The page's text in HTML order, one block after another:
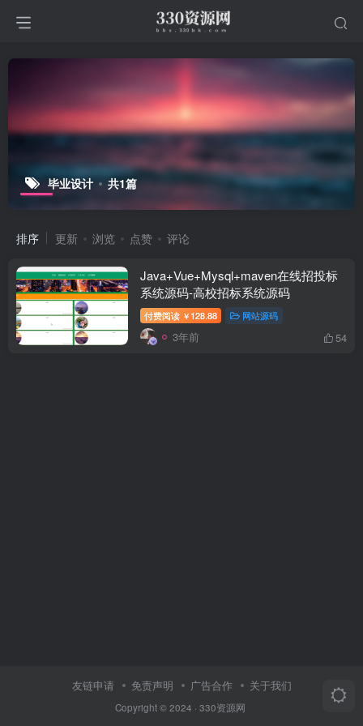
毕业设计 共1篇
排序 更新 浏览 点赞 评论
Java+Vue+Mysql+maven在线招投标
系统源码-高校招标系统源码
付费阅读 ￥ 128.88 网站源码
3年前 54
友链申请 免责声明 广告合作 关于我们
Copyright © 2024 · 330资源网